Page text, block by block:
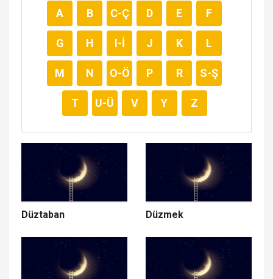
A B C-Ç D E F
G H I-İ J K L
M N O-Ö P R S-Ş
T U-Ü V Y Z
Düztaban Düzmek